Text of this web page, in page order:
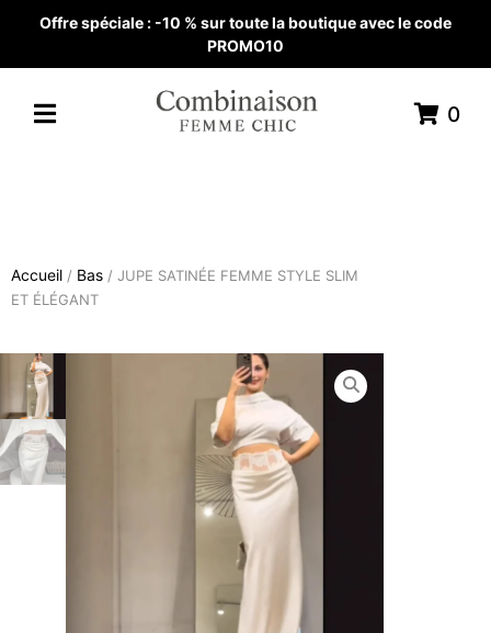
Offre spéciale : -10 % sur toute la boutique avec le code
PROMO10
0
Accueil / Bas / JUPE SATINÉE FEMME STYLE SLIM
ET ÉLÉGANT